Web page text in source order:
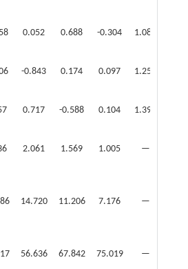
0.052 0.688 -0.304 1.087
-0.843 0.174 0.097 1.255
0.717 -0.588 0.104 1.393
2.061 1.569 1.005 —
14.720 11.206 7.176 —
56.636 67.842 75.019 —